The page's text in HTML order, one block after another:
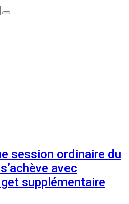
Search
session ordinaire du
avec
supplémentaire